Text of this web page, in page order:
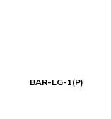
BAR-LG-1(P)